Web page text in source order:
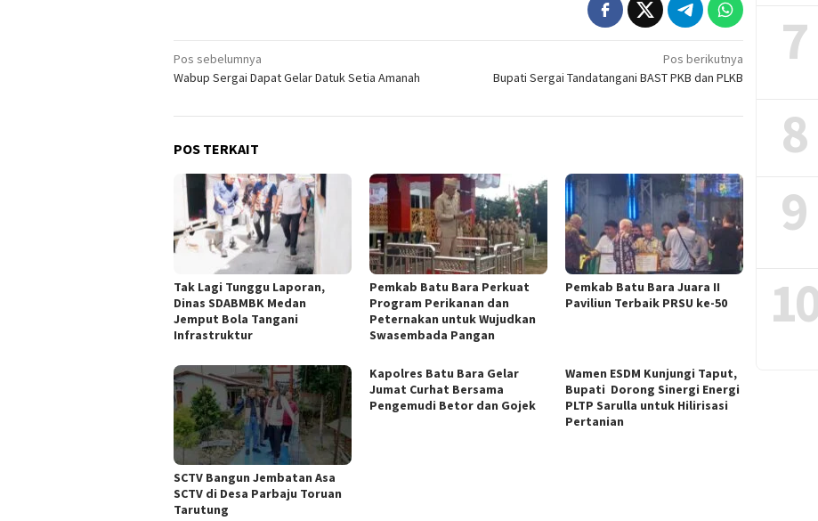
Navigasi
pos
Pos sebelumnya
Wabup Sergai Dapat Gelar Datuk Setia Amanah
Pos berikutnya
Bupati Sergai Tandatangani BAST PKB dan PLKB
POS TERKAIT
Tak Lagi Tunggu Laporan,
Dinas SDABMBK Medan
Jemput Bola Tangani
Infrastruktur
Pemkab Batu Bara Perkuat
Program Perikanan dan
Peternakan untuk Wujudkan
Swasembada Pangan
Pemkab Batu Bara Juara II
Paviliun Terbaik PRSU ke-50
SCTV Bangun Jembatan Asa
SCTV di Desa Parbaju Toruan
Tarutung
Kapolres Batu Bara Gelar
Jumat Curhat Bersama
Pengemudi Betor dan Gojek
Wamen ESDM Kunjungi Taput,
Bupati Dorong Sinergi Energi
PLTP Sarulla untuk Hilirisasi
Pertanian
7
8
9